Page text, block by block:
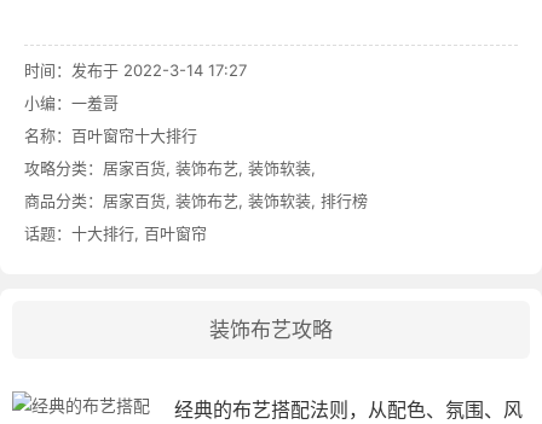
时间：发布于 2022-3-14 17:27
小编：一羞哥
名称： 百叶窗帘十大排行
攻略分类： 居家百货, 装饰布艺, 装饰软装,
商品分类： 居家百货, 装饰布艺, 装饰软装, 排行榜
话题： 十大排行, 百叶窗帘
装饰布艺攻略
经典的布艺搭配法则，从配色、氛围、风